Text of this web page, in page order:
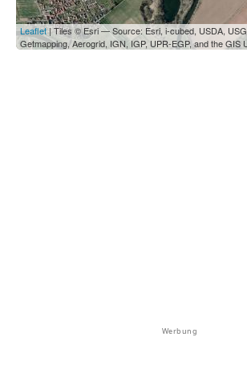
Leaflet| Tiles © Esri — Source: Esri, i-cubed, USDA,
Getmapping, Aerogrid, IGN, IGP, UPR-EGP, and the GIS
Werbung